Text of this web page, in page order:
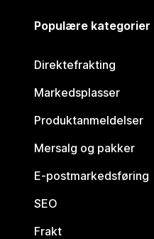
Populære kategorier
Direktefrakting
Markedsplasser
Produktanmeldelser
Mersalg og pakker
E-postmarkedsføring
SEO
Frakt